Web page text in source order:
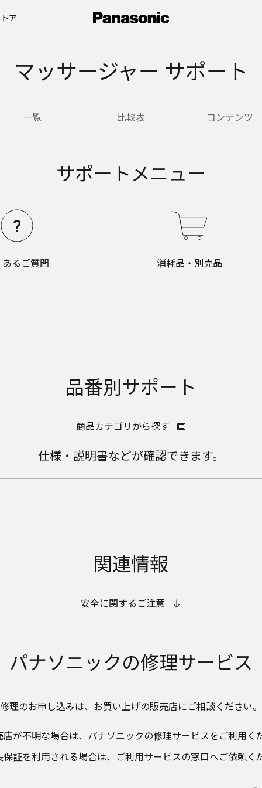
ア
マッサージャー サポート
一覧 比較表 コンテンツ
サポートメニュー
るご質問 消耗品・別売品
品番別サポート
商品カテゴリから探す
仕様・説明書などが確認できます。
関連情報
安全に関するご注意
パナソニックの修理サービス
修理のお申し込みは、​ お買い上げの販売店にご相談ください。​
店が不明な場合は、​パナソニックの修理サービスをご利用く
保証を利用される場合は、​ご利用サービスの窓口へご依頼く